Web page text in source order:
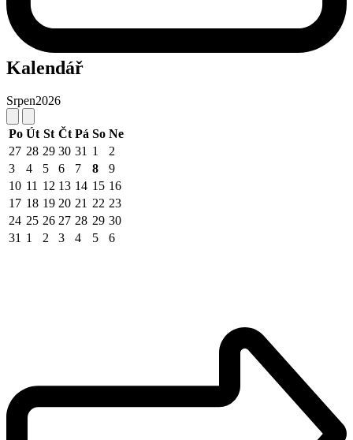
Kalendář
Srpen2026
Po Út St Čt Pá So Ne
27 28 29 30 31 1
2
3
4 5 6 7 8
9
10 11 12 13 14 15 16
17 18 19 20 21 22 23
24 25 26 27 28 29 30
31 1 2 3 4 5 6